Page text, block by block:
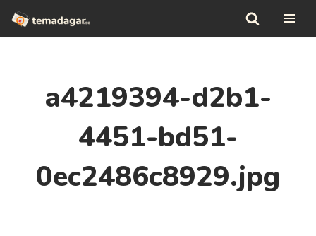
Hoppa
a4219394-d2b1-
4451-bd51-
0ec2486c8929.jpg